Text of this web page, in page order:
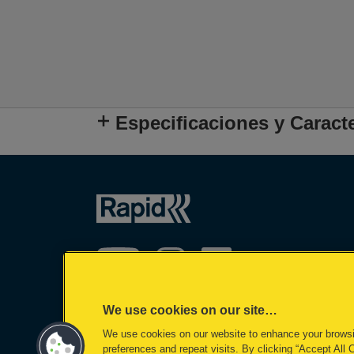
Especificaciones y
©2026 ACCO Brands
We use cookies on our site…
We use cookies on our website to enhance your
preferences and repeat visits. By clicking “Accept All